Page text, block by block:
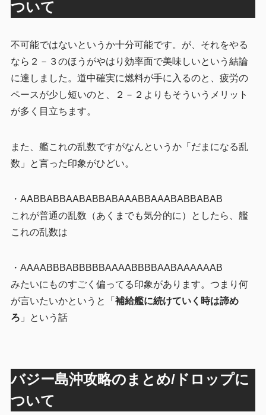
ついて
不可能ではないというか十分可能です。が、それをやる
なら２－３のほうがやはり効率面で美味しいという結論
に達しました。道中確実に燃料が手に入るのと、疲労の
ペースが少し短いのと、２－２よりもそういうメリット
が多く目立ちます。
また、艦これの乱数ですがなんというか「だまになる乱
数」と言った印象がひどい。
・AABBABBAABABBABAAABBAAABABBABAB
これが普通の乱数（あくまでも気分的に）としたら、艦
これの乱数は
・AAAABBBABBBBBAAAABBBBAABAAAAAAB
みたいにものすごく偏ってる印象があります。つまり何
が言いたいかというと「 補給艦に続けていく時は諦め
ろ 」という話
バジー島沖攻略のまとめ/ドロップに
ついて